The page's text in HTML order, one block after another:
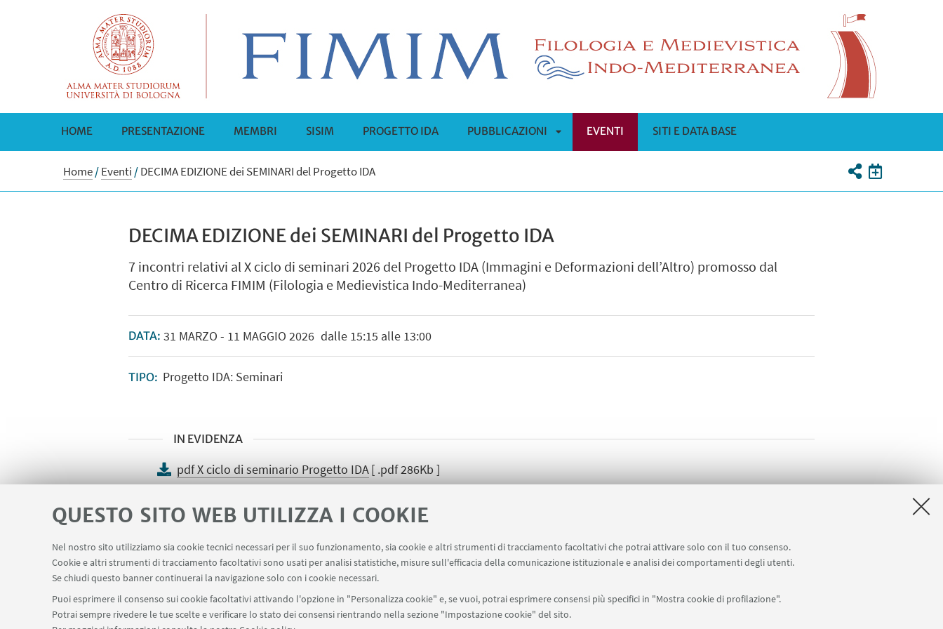
QUESTO SITO WEB UTILIZZA I COOKIE
Nel nostro sito utilizziamo sia cookie tecnici necessari per il suo funzionamento, sia cookie e altri strumenti di tracciamento facoltativi che potrai attivare solo con il tuo consenso.
Cookie e altri strumenti di tracciamento facoltativi sono usati per analisi statistiche, misure sull'efficacia della comunicazione istituzionale e analisi dei comportamenti degli utenti.
Se chiudi questo banner continuerai la navigazione solo con i cookie necessari.
Puoi esprimere il consenso sui cookie facoltativi attivando l'opzione in "Personalizza cookie" e, se vuoi, potrai esprimere consensi più specifici in "Mostra cookie di profilazione".
Potrai sempre rivedere le tue scelte e verificare lo stato dei consensi rientrando nella sezione "Impostazione cookie" del sito.
HOME PRESENTAZIONE MEMBRI SISIM PROGETTO IDA PUBBLICAZIONI EVENTI SITI E DATA BASE
Home/Eventi /DECIMA EDIZIONE dei SEMINARI del Progetto IDA
DECIMA EDIZIONE dei SEMINARI del Progetto IDA
7 incontri relativi al X ciclo di seminari 2026 del Progetto IDA (Immagini e Deformazioni dell’Altro) promosso dal
Centro di Ricerca FIMIM (Filologia e Medievistica Indo-Mediterranea)
DATA: 31 MARZO - 11 MAGGIO2026 dalle 15:15 alle 13:00
TIPO: Progetto IDA: Seminari
IN EVIDENZA
pdf X ciclo di seminario Progetto IDA[ .pdf 286Kb ]